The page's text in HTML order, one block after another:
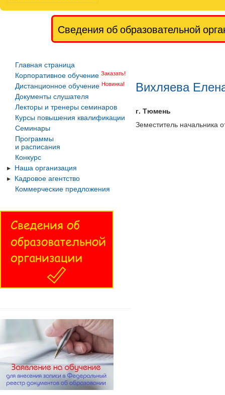
Сведения об образовательной
Главная страница
Корпоративное обучение Заказать!
Дистанционное обучение Новинка!
Документы слушателя
Лекторы и тренеры семинаров
Курсы повышения квалификации
Семинары
Программы
и расписания
Конкурс
Наша организация
Кадровое агентство
Коммерческие предложения
Вихляева
г. Тюмень
Земеститель начальника